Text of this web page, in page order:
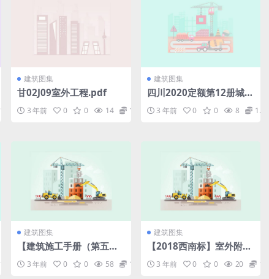
1.98
建筑图集
甘02J09室外工程.pdf
3 年前 0 0 14 1.98
建筑图集
四川2020定额第12册城市
字可搜索)(15.9MB)be42
3 年前 0 0 8 1.98
1.98
建筑图集
【建筑施工手册（第五
版）】第5册.pdf
3 年前 0 0 58 1.98
建筑图集
【2018西南标】室外附属
工程西南18J812.pdf
3 年前 0 0 20 1.98